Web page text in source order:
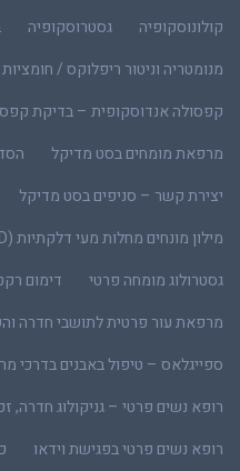
קולונוסקופיה גסטרוסקופיה
מנומטריה וניטור ריפלוקס / חומציות
קפסולה אנדוסקופית – בדיקת
מרפאת מומחים בסט מדיקל
יצירת קשר – סניפים בסט מדיקל
מילון מונחים מחלות מעי דלקתיות (IBD)
גסטרולוג מומחה פרטי
דימום
מרפאת עור פרטית לתושבי חדרה
ספייגלאס – טיפול באבנים בדרכי
רופא נשים פרטי – גניקולוג חדרה,
רופא נשים פרטי בפגישת וידאו